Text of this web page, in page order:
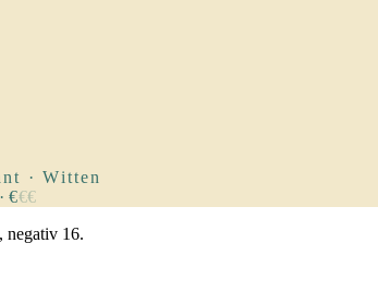
· Witten
·€€€
negativ 16.